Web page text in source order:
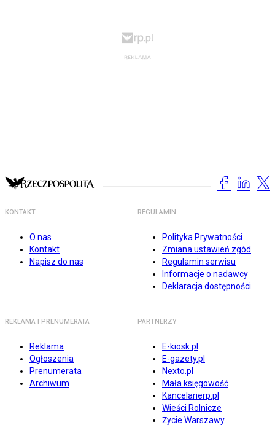
KONTAKT
O nas
Kontakt
Napisz do nas
REGULAMIN
Polityka Prywatności
Zmiana ustawień zgód
Regulamin serwisu
Informacje o nadawcy
Deklaracja dostępności
REKLAMA I PRENUMERATA
Reklama
Ogłoszenia
Prenumerata
Archiwum
PARTNERZY
E-kiosk.pl
E-gazety.pl
Nexto.pl
Mała księgowość
Kancelarierp.pl
Wieści Rolnicze
Życie Warszawy